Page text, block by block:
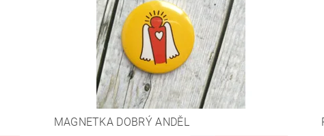
MAGNETKA DOBRÝ ANDĚL